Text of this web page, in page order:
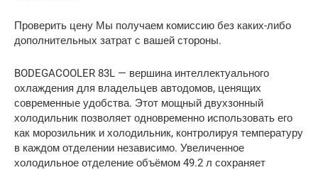
Проверить цену Мы получаем комиссию без каких-либо
дополнительных затрат с вашей стороны.
BODEGACOOLER 83L — вершина интеллектуального
охлаждения для владельцев автодомов, ценящих
современные удобства. Этот мощный двухзонный
холодильник позволяет одновременно использовать его
как морозильник и холодильник, контролируя температуру
в каждом отделении независимо. Увеличенное
холодильное отделение объёмом 49.2 л сохраняет